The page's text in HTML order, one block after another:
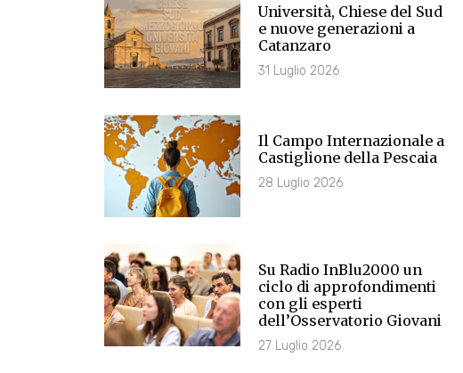
Università, Chiese del Sud
e nuove generazioni a
Catanzaro
31 Luglio 2026
Il Campo Internazionale a
Castiglione della Pescaia
28 Luglio 2026
Su Radio InBlu2000 un
ciclo di approfondimenti
con gli esperti
dell’Osservatorio Giovani
27 Luglio 2026